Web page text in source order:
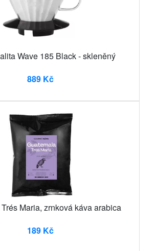
Wave 185 Black - skleněný
889 Kč
Maria, zrnková káva arabica
189 Kč